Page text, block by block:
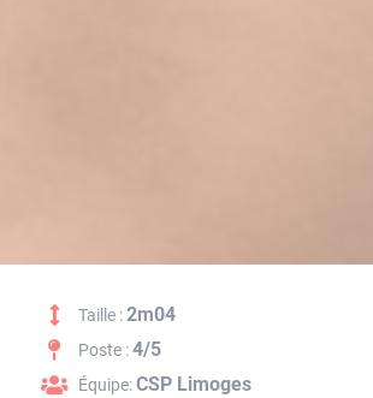
Taille :2m04
Poste :4/5
Équipe:CSP Limoges